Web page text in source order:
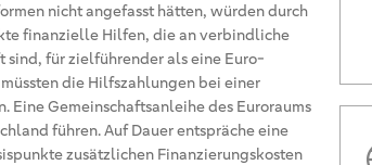
nicht angefasst hätten, würden durch
finanzielle Hilfen, die an verbindliche
sind, für zielführender als eine Euro-
die Hilfszahlungen bei einer
Eine Gemeinschaftsanleihe des Euroraums
führen. Auf Dauer entspräche eine
zusätzlichen Finanzierungskosten